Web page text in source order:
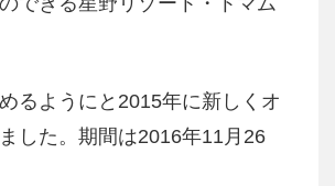
るようにと2015年に新しくオ
した。期間は2016年11月26